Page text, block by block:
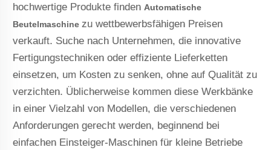
hochwertige Produkte findenAutomatische
Beutelmaschinezu wettbewerbsfähigen Preisen
verkauft. Suche nach Unternehmen, die innovative
Fertigungstechniken oder effiziente Lieferketten
einsetzen, um Kosten zu senken, ohne auf Qualität zu
verzichten. Üblicherweise kommen diese Werkbänke
in einer Vielzahl von Modellen, die verschiedenen
Anforderungen gerecht werden, beginnend bei
einfachen Einsteiger-Maschinen für kleine Betriebe